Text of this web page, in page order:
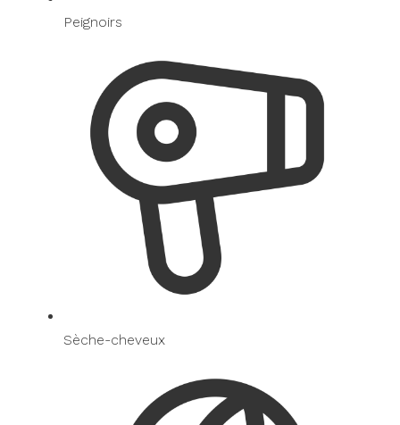
Peignoirs
Sèche-cheveux